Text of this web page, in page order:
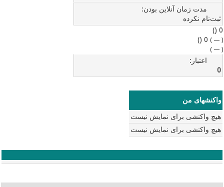
مدت زمان آنلاین بودن:
ثبت‌نام نکرده
0 ()
(
—
)
0 ()
(
—
)
اعتبار:
0
واکنشهای من
هیچ واکنشی برای نمایش نیست
هیچ واکنشی برای نمایش نیست